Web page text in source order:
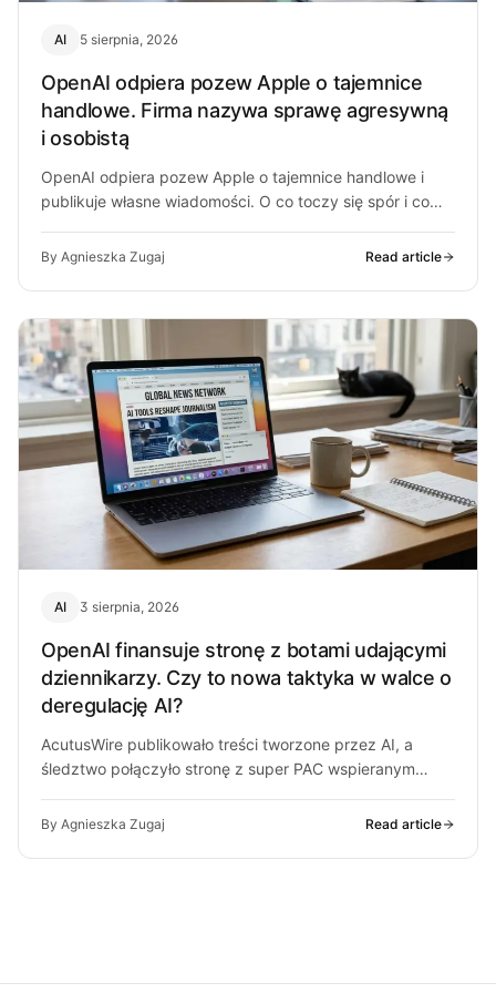
AI 5 sierpnia, 2026
OpenAI odpiera pozew Apple o tajemnice
handlowe. Firma nazywa sprawę agresywną
i osobistą
OpenAI odpiera pozew Apple o tajemnice handlowe i
publikuje własne wiadomości. O co toczy się spór i co
By Agnieszka Zugaj Read article
AI 3 sierpnia, 2026
OpenAI finansuje stronę z botami udającymi
dziennikarzy. Czy to nowa taktyka w walce o
deregulację AI?
AcutusWire publikowało treści tworzone przez AI, a
śledztwo połączyło stronę z super PAC wspieranym
By Agnieszka Zugaj Read article